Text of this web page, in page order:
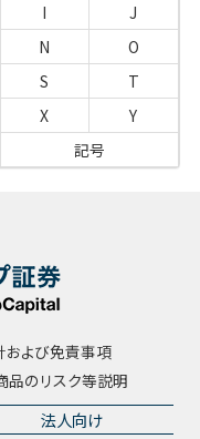
I
J
N
O
S
T
X
Y
記号
および免責事項
品のリスク等説明
法人向け